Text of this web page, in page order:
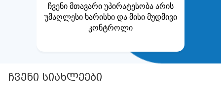
ჩვენი მთავარი უპირატესობა არის
უმაღლესი ხარისხი და მისი მუდმივი
კონტროლი
ჩვენი სიახლეები